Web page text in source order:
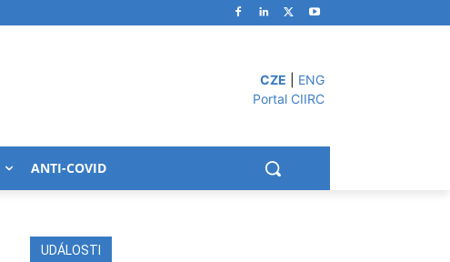
CZE
ENG
Portal CIIRC
ANTI-COVID
UDÁLOSTI